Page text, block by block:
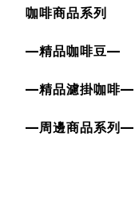
咖啡商品系列
—精品咖啡豆—
—精品濾掛咖啡—
—周邊商品系列—